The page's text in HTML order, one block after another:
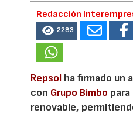
Redacción
2283
Repsol ha firmado un
con Grupo Bimbo
renovable,